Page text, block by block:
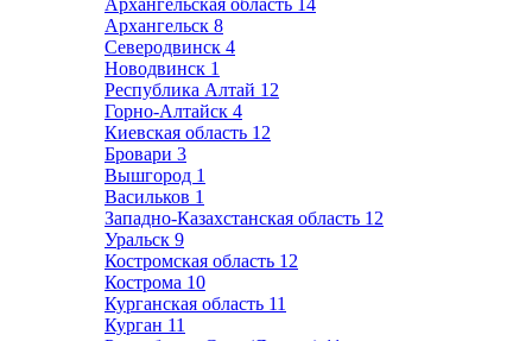
Архангельская область 14
Архангельск 8
Северодвинск 4
Новодвинск 1
Республика Алтай 12
Горно-Алтайск 4
Киевская область 12
Бровари 3
Вышгород 1
Васильков 1
Западно-Казахстанская область 12
Уральск 9
Костромская область 12
Кострома 10
Курганская область 11
Курган 11